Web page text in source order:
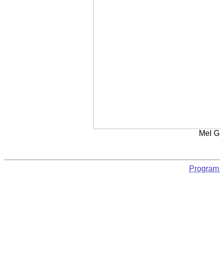
Mel